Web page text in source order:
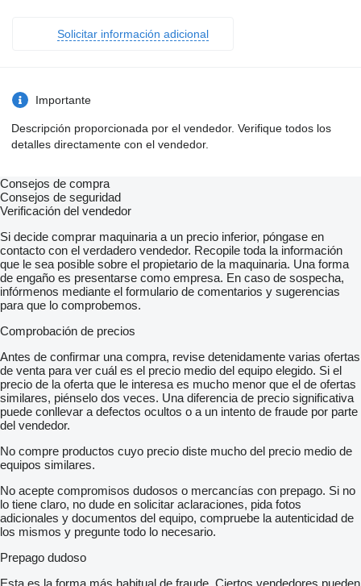
Solicitar información adicional
Importante
Descripción proporcionada por el vendedor. Verifique todos los
detalles directamente con el vendedor.
Consejos de compra
Consejos de seguridad
Verificación del vendedor
Si decide comprar maquinaria a un precio inferior, póngase en
contacto con el verdadero vendedor. Recopile toda la información
que le sea posible sobre el propietario de la maquinaria. Una forma
de engaño es presentarse como empresa. En caso de sospecha,
infórmenos mediante el formulario de comentarios y sugerencias
para que lo comprobemos.
Comprobación de precios
Antes de confirmar una compra, revise detenidamente varias ofertas
de venta para ver cuál es el precio medio del equipo elegido. Si el
precio de la oferta que le interesa es mucho menor que el de ofertas
similares, piénselo dos veces. Una diferencia de precio significativa
puede conllevar a defectos ocultos o a un intento de fraude por parte
del vendedor.
No compre productos cuyo precio diste mucho del precio medio de
equipos similares.
No acepte compromisos dudosos o mercancías con prepago. Si no
lo tiene claro, no dude en solicitar aclaraciones, pida fotos
adicionales y documentos del equipo, compruebe la autenticidad de
los mismos y pregunte todo lo necesario.
Prepago dudoso